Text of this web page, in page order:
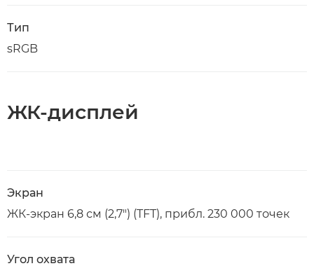
Тип
sRGB
ЖК-дисплей
Экран
ЖК-экран 6,8 см (2,7") (TFT), прибл. 230 000 точек
Угол охвата